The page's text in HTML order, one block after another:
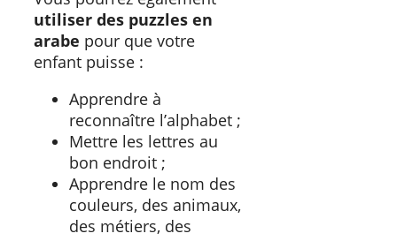
utiliser des puzzles en
arabe pour que votre
enfant puisse :
Apprendre à
reconnaître l’alphabet ;
Mettre les lettres au
bon endroit ;
Apprendre le nom des
couleurs, des animaux,
des métiers, des